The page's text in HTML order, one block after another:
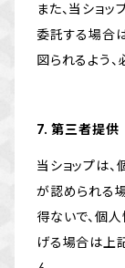
また、当ショ
委託する場合
図られるよう
7. 第三者提供
当ショップは
が認められる
得ないで、個
げる場合は上